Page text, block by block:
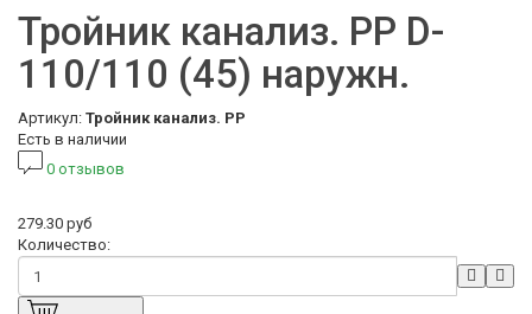
Тройник канализ. РР D-
110/110 (45) наружн.
Артикул: Тройник канализ. РР
Есть в наличии
0 отзывов
279.30 руб
Количество: